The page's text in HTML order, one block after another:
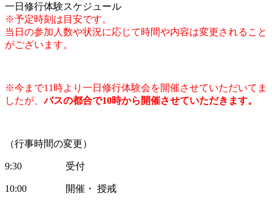
一日修行体験スケジュール
※予定時刻は目安です。
当日の参加人数や状況に応じて時間や内容は変更されること
がございます。
※今まで11時より一日修行体験会を開催させていただいてま
したが、バスの都合で10時から開催させていただきます。
（行事時間の変更）
9:30 受付
10:00 開催・ 授戒